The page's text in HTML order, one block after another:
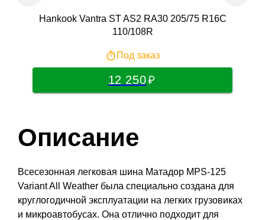
Hankook Vantra ST AS2 RA30 205/75 R16С
110/108R
Под заказ
12 250
Описание
Всесезонная легковая шина Матадор MPS-125
Variant All Weather была специально создана для
круглогодичной эксплуатации на легких грузовиках
и микроавтобусах. Она отлично подходит для